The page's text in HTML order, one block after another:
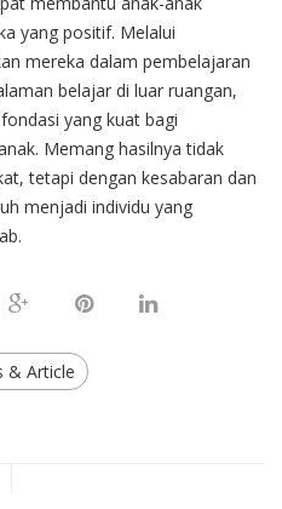
yang positif. Melalui
mereka dalam pembelajaran
belajar di luar ruangan,
yang kuat bagi
Memang hasilnya tidak
tetapi dengan kesabaran dan
menjadi individu yang
& Article